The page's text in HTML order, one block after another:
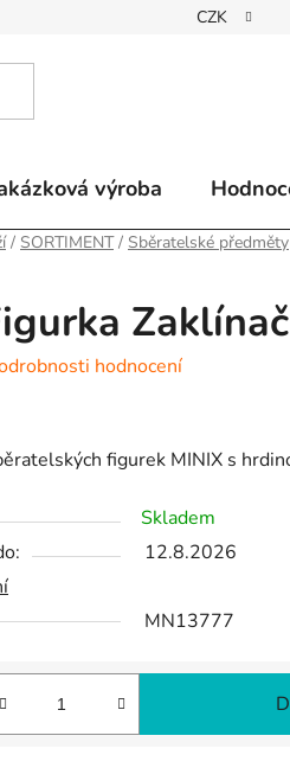
CZK
výroba
/ SORTIMENT / Sběratelské předměty
hodnocení
figurek MINIX s
Skladem
12.8.2026
MN13777